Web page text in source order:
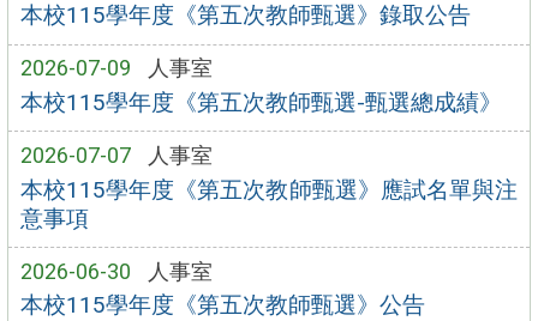
本校115學年度《第五次教師甄選》錄取公告
2026-07-09 人事室
本校115學年度《第五次教師甄選-甄選總成績》
2026-07-07 人事室
本校115學年度《第五次教師甄選》應試名單與注
意事項
2026-06-30 人事室
本校115學年度《第五次教師甄選》公告